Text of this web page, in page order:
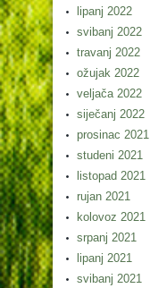
lipanj 2022
svibanj 2022
travanj 2022
ožujak 2022
veljača 2022
siječanj 2022
prosinac 2021
studeni 2021
listopad 2021
rujan 2021
kolovoz 2021
srpanj 2021
lipanj 2021
svibanj 2021